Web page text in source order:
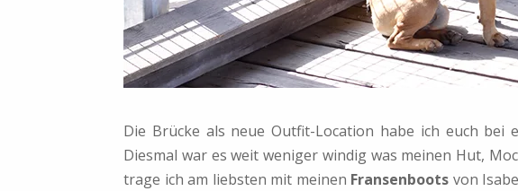
Die Brücke als neue Outfit-Location habe ich euch bei
Diesmal war es weit weniger windig was meinen Hut,
trage ich am liebsten mit meinen Fransenboots von